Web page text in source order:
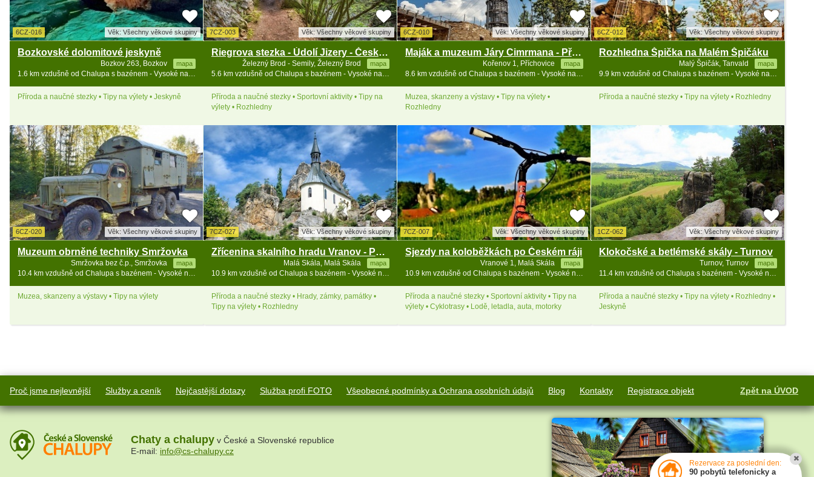
6CZ-016 Věk: Všechny věkové skupiny
Bozkovské dolomitové jeskyně
Bozkov 263, Bozkov mapa
1.6 km vzdušně od Chalupa s bazénem - Vysoké nad Jizerou - Bozkov
Příroda a naučné stezky • Tipy na výlety • Jeskyně
7CZ-003 Věk: Všechny věkové skupiny
Riegrova stezka - Údolí Jizery - Český ráj
Železný Brod - Semily, Železný Brod mapa
5.6 km vzdušně od Chalupa s bazénem - Vysoké nad Jizerou - Bozkov
Příroda a naučné stezky • Sportovní aktivity • Tipy na
výlety • Rozhledny
6CZ-010 Věk: Všechny věkové skupiny
Maják a muzeum Járy Cimrmana - Příchovice
Kořenov 1, Příchovice mapa
8.6 km vzdušně od Chalupa s bazénem - Vysoké nad Jizerou - Bozkov
Muzea, skanzeny a výstavy • Tipy na výlety •
Rozhledny
6CZ-012 Věk: Všechny věkové skupiny
Rozhledna Špička na Malém Špičáku
Malý Špičák, Tanvald mapa
9.9 km vzdušně od Chalupa s bazénem - Vysoké nad Jizerou - Bozkov
Příroda a naučné stezky • Tipy na výlety • Rozhledny
6CZ-020 Věk: Všechny věkové skupiny
Muzeum obrněné techniky Smržovka
Smržovka bez č.p., Smržovka mapa
10.4 km vzdušně od Chalupa s bazénem - Vysoké nad Jizerou - Bozkov
Muzea, skanzeny a výstavy • Tipy na výlety
7CZ-027 Věk: Všechny věkové skupiny
Zřícenina skalního hradu Vranov - Pantheon
Malá Skála, Malá Skála mapa
10.9 km vzdušně od Chalupa s bazénem - Vysoké nad Jizerou - Bozkov
Příroda a naučné stezky • Hrady, zámky, památky •
Tipy na výlety • Rozhledny
7CZ-007 Věk: Všechny věkové skupiny
Sjezdy na koloběžkách po Českém ráji
Vranové 1, Malá Skála mapa
10.9 km vzdušně od Chalupa s bazénem - Vysoké nad Jizerou - Bozkov
Příroda a naučné stezky • Sportovní aktivity • Tipy na
výlety • Cyklotrasy • Lodě, letadla, auta, motorky
1CZ-062 Věk: Všechny věkové skupiny
Klokočské a betlémské skály - Turnov
Turnov, Turnov mapa
11.4 km vzdušně od Chalupa s bazénem - Vysoké nad Jizerou - Bozkov
Příroda a naučné stezky • Tipy na výlety • Rozhledny •
Jeskyně
Proč jsme nejlevnější Služby a ceník Nejčastější dotazy Služba profi FOTO Všeobecné podmínky a Ochrana osobních údajů Blog Kontakty Registrace objekt Zpět na ÚVOD
Chaty a chalupy v České a Slovenské republice
E-mail: info@cs-chalupy.cz
Rezervace za poslední den:
90 pobytů telefonicky a